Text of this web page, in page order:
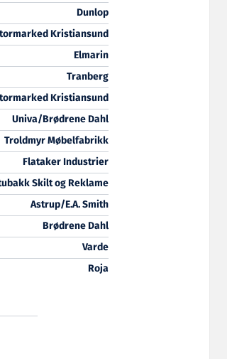
Dunlop
Kristiansund
Elmarin
Tranberg
Kristiansund
Univa/Brødrene Dahl
Troldmyr Møbelfabrikk
Flataker Industrier
Skilt og Reklame
Astrup/E.A. Smith
Brødrene Dahl
Varde
Roja